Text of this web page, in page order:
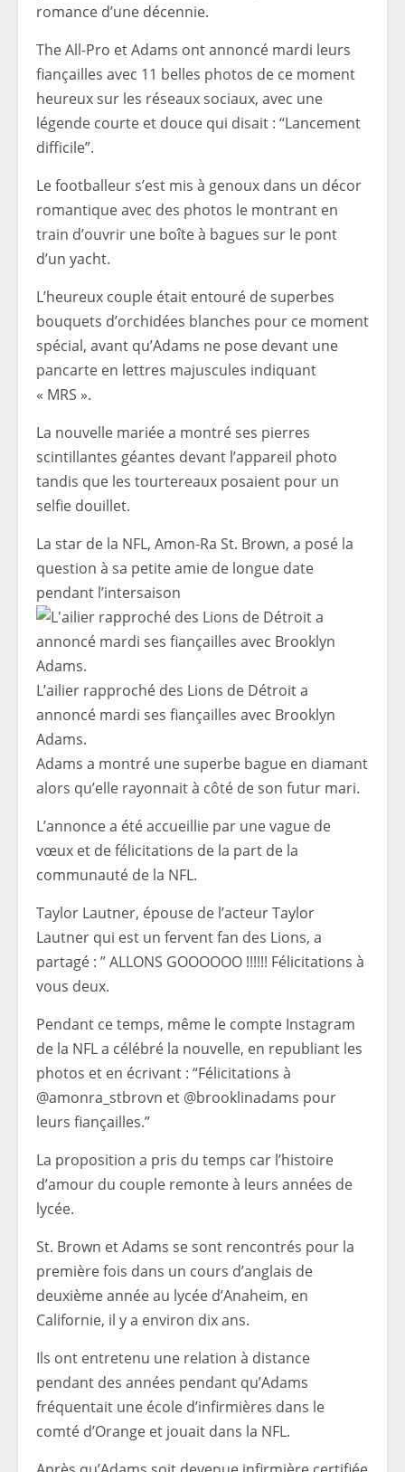
romance d’une décennie.
The All-Pro et Adams ont annoncé mardi leurs
fiançailles avec 11 belles photos de ce moment
heureux sur les réseaux sociaux, avec une
légende courte et douce qui disait : “Lancement
difficile”.
Le footballeur s’est mis à genoux dans un décor
romantique avec des photos le montrant en
train d’ouvrir une boîte à bagues sur le pont
d’un yacht.
L’heureux couple était entouré de superbes
bouquets d’orchidées blanches pour ce moment
spécial, avant qu’Adams ne pose devant une
pancarte en lettres majuscules indiquant
« MRS ».
La nouvelle mariée a montré ses pierres
scintillantes géantes devant l’appareil photo
tandis que les tourtereaux posaient pour un
selfie douillet.
La star de la NFL, Amon-Ra St. Brown, a posé la
question à sa petite amie de longue date
pendant l’intersaison
L’ailier rapproché des Lions de Détroit a
annoncé mardi ses fiançailles avec Brooklyn
Adams.
Adams a montré une superbe bague en diamant
alors qu’elle rayonnait à côté de son futur mari.
L’annonce a été accueillie par une vague de
vœux et de félicitations de la part de la
communauté de la NFL.
Taylor Lautner, épouse de l’acteur Taylor
Lautner qui est un fervent fan des Lions, a
partagé : ” ALLONS GOOOOOO !!!!!! Félicitations à
vous deux.
Pendant ce temps, même le compte Instagram
de la NFL a célébré la nouvelle, en republiant les
photos et en écrivant : “Félicitations à
@amonra_stbrovn et @brooklinadams pour
leurs fiançailles.”
La proposition a pris du temps car l’histoire
d’amour du couple remonte à leurs années de
lycée.
St. Brown et Adams se sont rencontrés pour la
première fois dans un cours d’anglais de
deuxième année au lycée d’Anaheim, en
Californie, il y a environ dix ans.
Ils ont entretenu une relation à distance
pendant des années pendant qu’Adams
fréquentait une école d’infirmières dans le
comté d’Orange et jouait dans la NFL.